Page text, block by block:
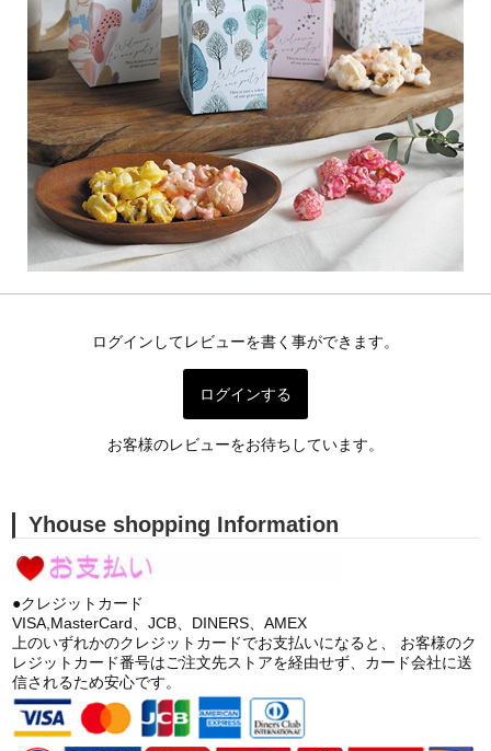
ログインしてレビューを書く事ができます。
ログインする
お客様のレビューをお待ちしています。
Yhouse shopping Information
●クレジットカード
VISA,MasterCard、JCB、DINERS、AMEX
上のいずれかのクレジットカードでお支払いになると、 お客様のク
レジットカード番号はご注文先ストアを経由せず、カード会社に送
信されるため安心です。